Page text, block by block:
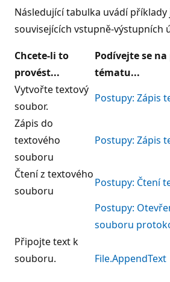
Následující tabulka uvádí
souvisejících vstupně-výstupních
Chcete-li to
provést...
Podívejte se
tématu...
Vytvořte textový
soubor.
Postupy: Zápis
Zápis do
textového
souboru
Postupy: Zápis
Čtení z textového
souboru
Postupy: Čtení
Připojte text k
souboru.
Postupy:
souboru
File.AppendText